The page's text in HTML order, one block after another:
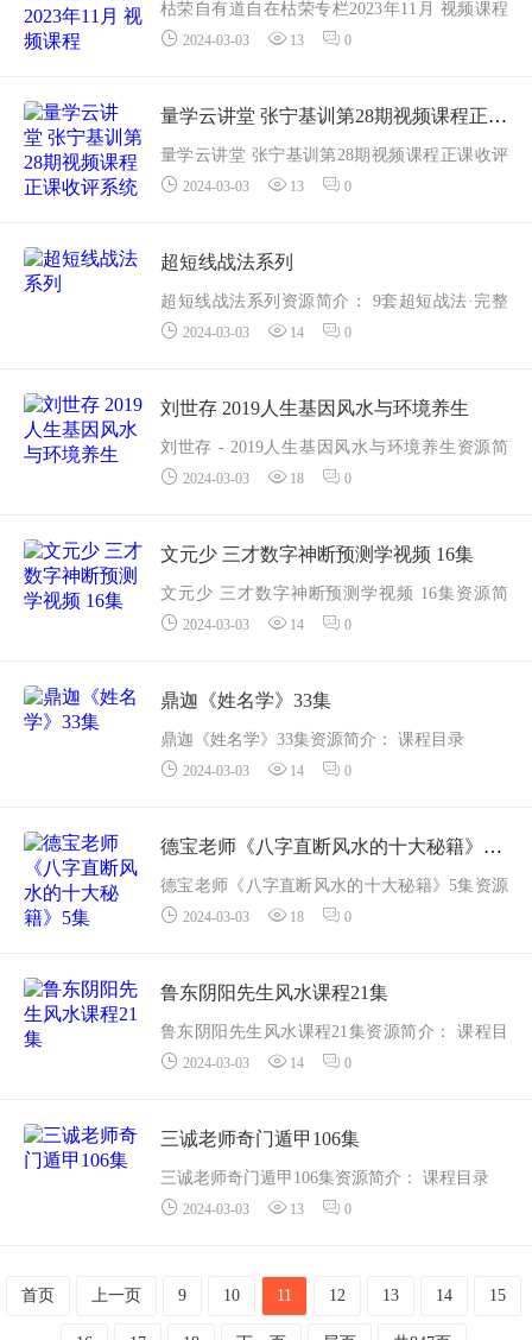
04.涨停基因第四...
枯荣自有道自在枯荣专栏2023年11月 视频课程
资源简介： 课程目录
第1节：市场理解力1.mp4
第2节：市场理解力2.mp4
第3节...
2024-03-03 13 0
量学云讲堂 张宁基训第28期视频课程正课收评系统课+指标 共70视频
量学云讲堂 张宁基训第28期视频课程正课收评
系统课+指标 共70视频资源简介： 课程目录
| ├──2022.08.01基训28期正...
2024-03-03 13 0
超短线战法系列
超短线战法系列资源简介： 9套超短战法·完整
情绪周期
01.龙头战法
02.龙回头战法
03.首阴战法
05.一字战法
2024-03-03 14 0
刘世存 2019人生基因风水与环境养生
刘世存 - 2019人生基因风水与环境养生资源简
介： 课程大纲
{2}--第二章24时技能板块模式分解
{3}--唯有知己解彼，方...
2024-03-03 18 0
文元少 三才数字神断预测学视频 16集
文元少 三才数字神断预测学视频 16集资源简
介： 课程目录
三才数字预测学第2集.mp4
三才数字预测学第3集（性格预测1）.mp...
2024-03-03 14 0
鼎迦《姓名学》33集
鼎迦《姓名学》33集资源简介： 课程目录
1、第一课：自带财运的偏旁部首.mp4
3、第三课：聪明智慧的偏旁部首.mp...
2024-03-03 14 0
德宝老师《八字直断风水的十大秘籍》5集
德宝老师《八字直断风水的十大秘籍》5集资源
简介： 课程目录
2024-03-03 18 0
鲁东阴阳先生风水课程21集
鲁东阴阳先生风水课程21集资源简介： 课程目
录
02戊戌年阴阳先生第二集.mp4
03戊戌年阴阳先生第三集.mp4
04戊...
2024-03-03 14 0
三诚老师奇门遁甲106集
三诚老师奇门遁甲106集资源简介： 课程目录
001、奇门遁甲第1课：三奇六仪._22385.mp4
2024-03-03 13 0
首页 上一页 9 10 11 12 13 14 15